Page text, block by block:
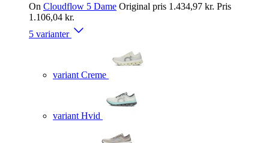
On Cloudflow 5 Dame Original pris 1.434,97 kr. Pris
1.106,04 kr.
5 varianter
variant Creme
variant Hvid